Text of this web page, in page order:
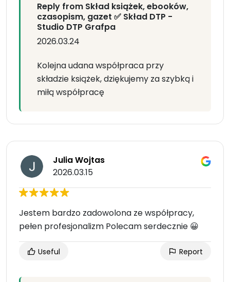
Reply from Skład książek, ebooków,
czasopism, gazet ✅ Skład DTP -
Studio DTP Grafpa
2026.03.24
Kolejna udana współpraca przy
składzie książek, dziękujemy za szybką i
miłą współpracę
Julia Wojtas
2026.03.15
Jestem bardzo zadowolona ze współpracy,
pełen profesjonalizm Polecam serdecznie 😀
Useful Report